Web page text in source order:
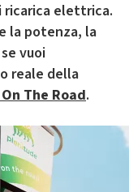
ricarica elettrica.
la potenza, la
vuoi
reale della
The Road.